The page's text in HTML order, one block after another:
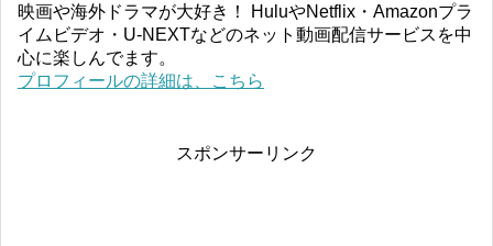
映画や海外ドラマが大好き！ HuluやNetflix・Amazonプラ
イムビデオ・U-NEXTなどのネット動画配信サービスを中
心に楽しんでます。
プロフィールの詳細は、こちら
スポンサーリンク